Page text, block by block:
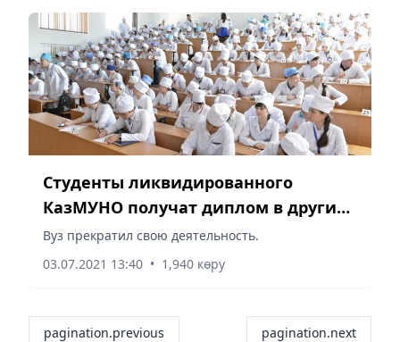
Студенты ликвидированного
КазМУНО получат диплом в других
профильных вузах
Вуз прекратил свою деятельность.
03.07.2021 13:40 • 1,940 көру
pagination.previous pagination.next